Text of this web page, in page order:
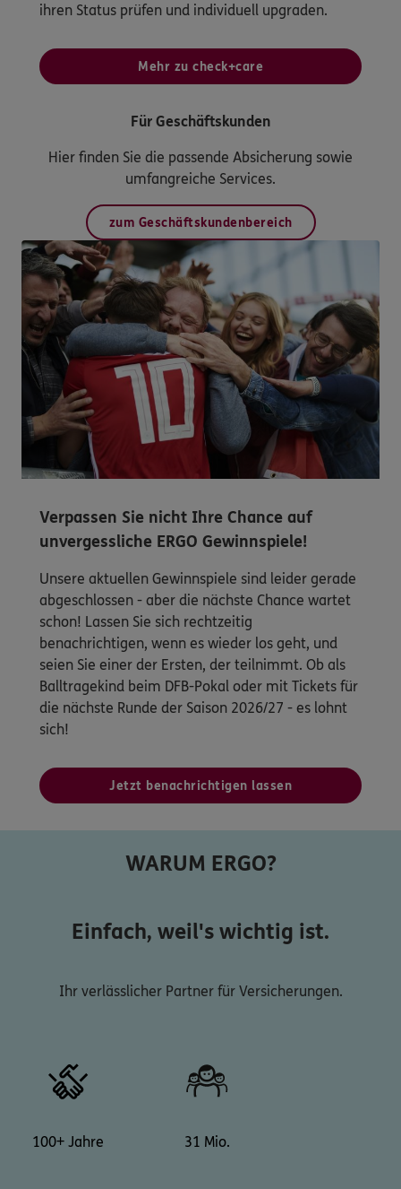
ihren Status prüfen und individuell upgraden.
Mehr zu check+care
Für Geschäftskunden
Hier finden Sie die passende Absicherung sowie
umfangreiche Services.
zum Geschäftskundenbereich
Verpassen Sie nicht Ihre Chance auf
unvergessliche ERGO Gewinnspiele!
Unsere aktuellen Gewinnspiele sind leider gerade
abgeschlossen - aber die nächste Chance wartet
schon! Lassen Sie sich rechtzeitig
benachrichtigen, wenn es wieder los geht, und
seien Sie einer der Ersten, der teilnimmt. Ob als
Balltragekind beim DFB-Pokal oder mit Tickets für
die nächste Runde der Saison 2026/27 - es lohnt
sich!
Jetzt benachrichtigen lassen
WARUM ERGO?
Einfach, weil's wichtig ist.
Ihr verlässlicher Partner für Versicherungen.
100+ Jahre 31 Mio.